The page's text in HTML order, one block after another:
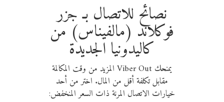
نصائح للاتصال بـ جزر
فوكلاند (مالفيناس) من
كاليدونيا الجديدة
يمنحك Viber Out المزيد من وقت المكالمة
مقابل تكلفة أقل من المال. اختر من أحد
خيارات الاتصال المرنة ذات السعر المنخفض: